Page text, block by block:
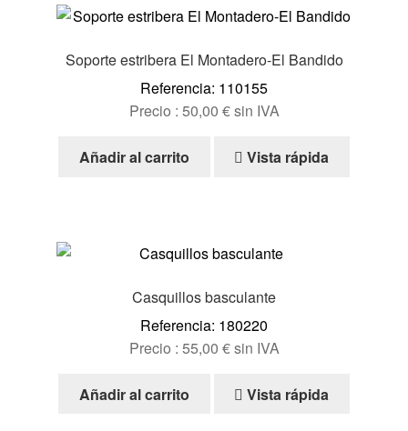
Soporte estribera El Montadero-El Bandido
Referencia: 110155
Precio : 50,00 €sin IVA
Añadir al carrito Vista rápida
Casquillos basculante
Referencia: 180220
Precio : 55,00 €sin IVA
Añadir al carrito Vista rápida